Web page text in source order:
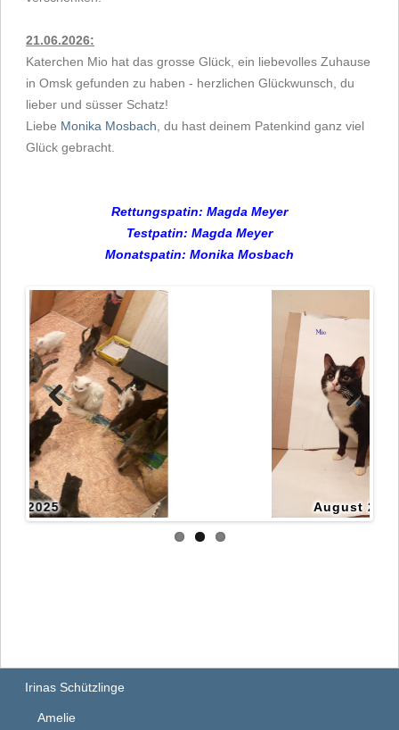
21.06.2026:
Katerchen Mio hat das grosse Glück, ein liebevolles Zuhause
in Omsk gefunden zu haben - herzlichen Glückwunsch, du
lieber und süsser Schatz!
Liebe Monika Mosbach , du hast deinem Patenkind ganz viel
Glück gebracht.
Rettungspatin: Magda Meyer
Testpatin: Magda Meyer
Monatspatin: Monika Mosbach
Irinas Schützlinge
Amelie